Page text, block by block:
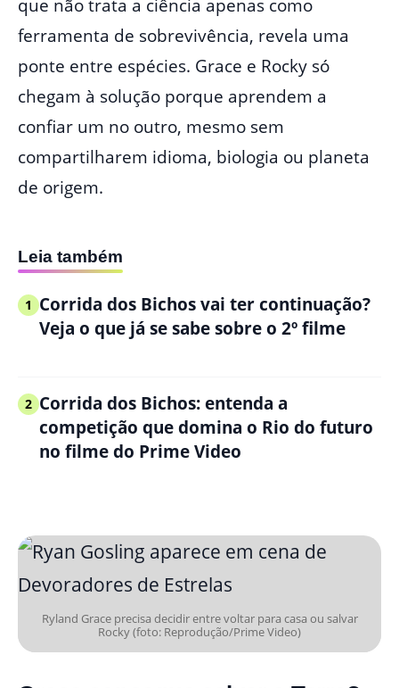
que não trata a ciência apenas como
ferramenta de sobrevivência, revela uma
ponte entre espécies. Grace e Rocky só
chegam à solução porque aprendem a
confiar um no outro, mesmo sem
compartilharem idioma, biologia ou planeta
de origem.
Leia também
1 Corrida dos Bichos vai ter continuação?
Veja o que já se sabe sobre o 2º filme
2 Corrida dos Bichos: entenda a
competição que domina o Rio do futuro
no filme do Prime Video
Ryland Grace precisa decidir entre voltar para casa ou salvar
Rocky (foto: Reprodução/Prime Video)